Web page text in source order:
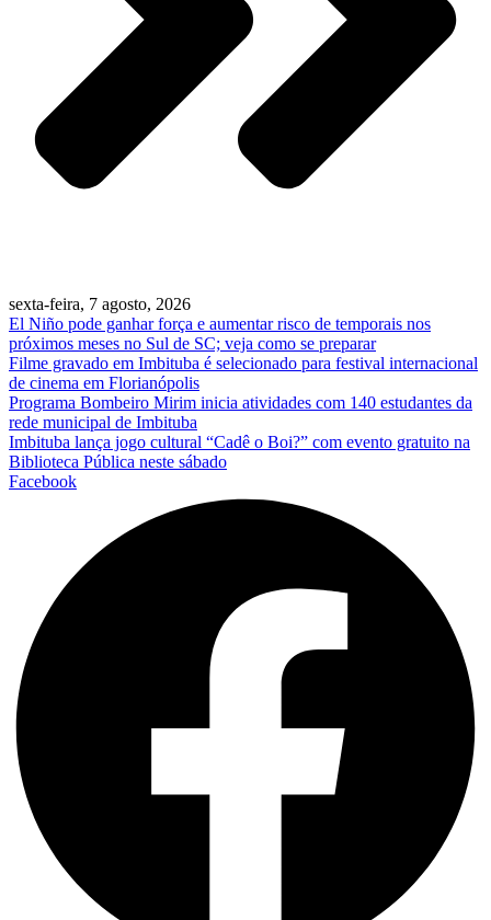
sexta-feira, 7 agosto, 2026
El Niño pode ganhar força e aumentar risco de temporais nos
próximos meses no Sul de SC; veja como se preparar
Filme gravado em Imbituba é selecionado para festival internacional
de cinema em Florianópolis
Programa Bombeiro Mirim inicia atividades com 140 estudantes da
rede municipal de Imbituba
Imbituba lança jogo cultural “Cadê o Boi?” com evento gratuito na
Biblioteca Pública neste sábado
Facebook